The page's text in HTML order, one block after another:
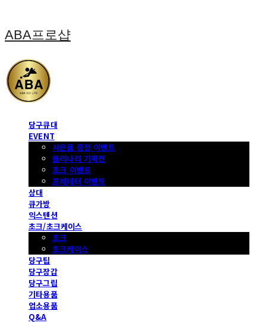
ABA프로샵
당구큐대
EVENT
사은품 증정 이벤트
몰리나리 기획전
초크 이벤트
프레데터 이벤트
상대
큐가방
익스텐션
초크/초크케이스
초크
초크케이스
당구팁
당구장갑
당구그립
기타용품
업소용품
Q&A